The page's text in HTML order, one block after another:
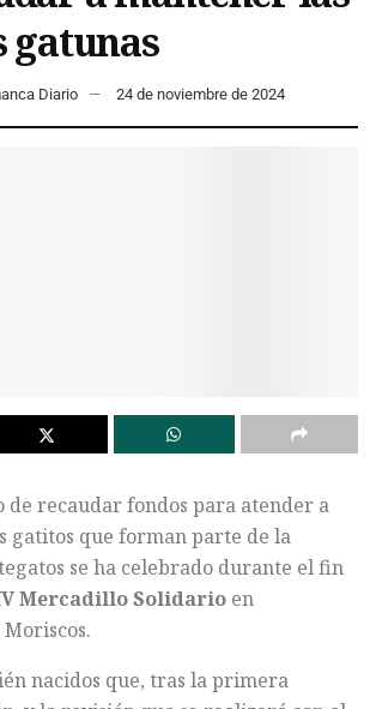
Diario 24 de noviembre de 2024
de recaudar fondos para atender a
gatitos que forman parte de la
se ha celebrado durante el fin
Mercadillo Solidario en
nacidos que, tras la primera